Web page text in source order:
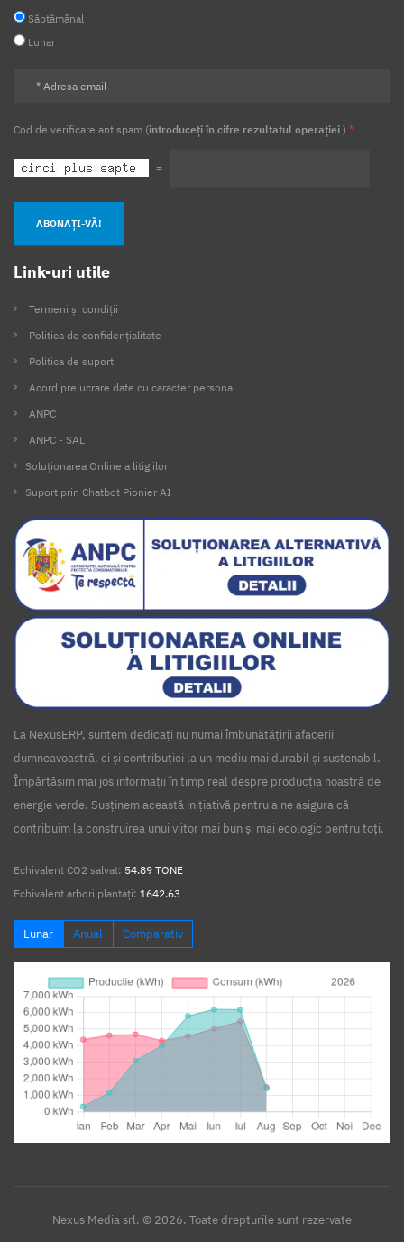
Săptămânal
Lunar
Cod de verificare antispam (introduceți în cifre rezultatul operației ) *
=
ABONAȚI-VĂ!
Link-uri utile
Termeni și condiții
Politica de confidențialitate
Politica de suport
Acord prelucrare date cu caracter personal
ANPC
ANPC - SAL
Soluționarea Online a litigiilor
Suport prin Chatbot Pionier AI
La NexusERP, suntem dedicați nu numai îmbunătățirii afacerii
dumneavoastră, ci și contribuției la un mediu mai durabil și sustenabil.
Împărtășim mai jos informații în timp real despre producția noastră de
energie verde. Susținem această inițiativă pentru a ne asigura că
contribuim la construirea unui viitor mai bun și mai ecologic pentru toți.
Echivalent CO2 salvat: 54.89 TONE
Echivalent arbori plantați: 1642.63
Lunar Anual Comparativ
Nexus Media srl. © 2026. Toate drepturile sunt rezervate